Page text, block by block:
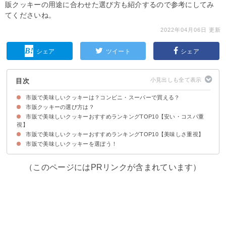
販クッキーの用途に合わせた選び方も紹介するので参考にしてみ
てくださいね。
2022年04月06日 更新
シェア ツイート シェア
目次
市販で美味しいクッキーは？コンビニ・スーパーで買える？
市販クッキーの選び方は？
①風味・食感
②値段・コスパ
③包装タイプ・内容量
市販で美味しいクッキーおすすめランキングTOP10【安い・コスパ重
視】
10位：かわいい形が人気のたべっ子どうぶつ（110円/63ｇ入り/大袋）
9位：ルーベラ（118円/10個入り/個包装）
8位：アーモンドクッキー（183円/12個入り/個包装）
7位：ミレービスケット（183円/130g入り/大袋）
6位：チョコチップクッキー（192円/12個入り/個包装）
5位：四角い形が特徴のチョイス（183円/14個入り/個包装）
4位：マリー（183円/21個入り/個包装）
3位：ムーンライト（192円/14個入り/個包装）
2位：チョコ&コーヒービスケット（128円/24個入り/大袋）
1位：ココナッツサブレ（107円/20個入り/個包装）
市販で美味しいクッキーおすすめランキングTOP10【美味しさ重視】
10位：ラングリーバニラクリーム（173円/12個入り/個包装）
9位：ほろほろ食感のソルティバター（205円/10個入り/個包装）
8位：チョコダイジェスティブビスケット（128円/17個入り/大袋）
7位：ブランチュール（198円/10個入り/個包装）
6位：ロータスオリジナル カラメルビスケット（252円/16個入り/個包装）
5位：ビスコ（120円/15個入り/個包装）
4位：カントリーマアム（277円/20個入り/個包装）
3位：オレオ（149円/12個入り/個包装）
2位：アルフォート（93円/12個入り/1箱）
1位：SUNAO発酵バター（298円/30個入り/個包装）
市販で美味しいクッキーを選ぼう！
（このページにはPRリンクが含まれています）